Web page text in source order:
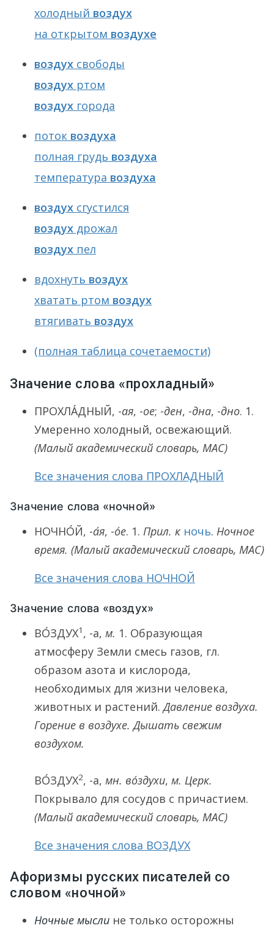
холодный воздух
на открытом воздухе
воздух свободы
воздух ртом
воздух города
поток воздуха
полная грудь воздуха
температура воздуха
воздух сгустился
воздух дрожал
воздух пел
вдохнуть воздух
хватать ртом воздух
втягивать воздух
(полная таблица сочетаемости)
Значение слова «прохладный»
ПРОХЛА́ДНЫЙ, -ая, -ое; -ден, -дна, -дно. 1.
Умеренно холодный, освежающий.
(Малый академический словарь, МАС)
Все значения слова ПРОХЛАДНЫЙ
Значение слова «ночной»
НОЧНО́Й, -а́я, -о́е. 1. Прил. к ночь. Ночное
время. (Малый академический словарь, МАС)
Все значения слова НОЧНОЙ
Значение слова «воздух»
ВО́ЗДУХ1 , -а, м. 1. Образующая
атмосферу Земли смесь газов, гл.
образом азота и кислорода,
необходимых для жизни человека,
животных и растений.Давление воздуха.
Горение в воздухе. Дышать свежим
воздухом.
ВО́ЗДУХ2, -а, мн. во́здухи, м. Церк.
Покрывало для сосудов с причастием.
(Малый академический словарь, МАС)
Все значения слова ВОЗДУХ
Афоризмы русских писателей со
словом «ночной»
Ночные мысли не только осторожны